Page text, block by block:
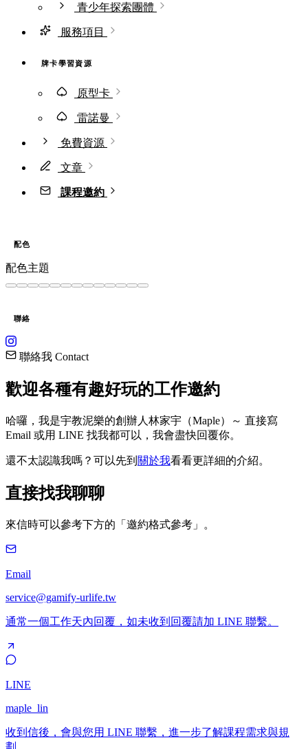
青少年探索團體
服務項目
牌卡學習資源
原型卡
雷諾曼
免費資源
文章
課程邀約
配色
配色主題
聯絡
聯絡我 Contact
歡迎各種有趣好玩的工作邀約
哈囉，我是宇教泥樂的創辦人林家宇（Maple）～ 直接寫
Email 或用 LINE 找我都可以，我會盡快回覆你。
還不太認識我嗎？可以先到 關於我看看更詳細的介紹。
直接找我聊聊
來信時可以參考下方的「邀約格式參考」。
Email
service@gamify-urlife.tw
通常一個工作天內回覆，如未收到回覆請加 LINE 聯繫。
LINE
maple_lin
收到信後，會與您用 LINE 聯繫，進一步了解課程需求與規
劃。